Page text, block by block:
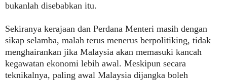
bukanlah disebabkan itu.
Sekiranya kerajaan dan Perdana Menteri masih dengan
sikap selamba, malah terus menerus berpolitiking, tidak
menghairankan jika Malaysia akan memasuki kancah
kegawatan ekonomi lebih awal. Meskipun secara
teknikalnya, paling awal Malaysia dijangka boleh